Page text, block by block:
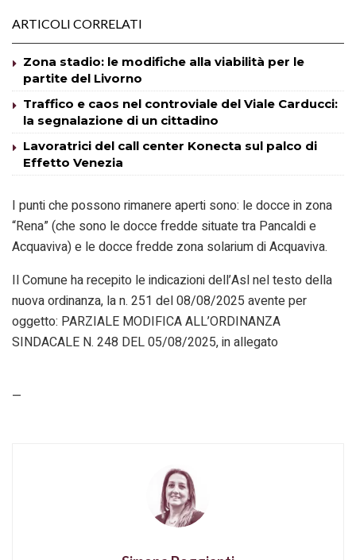
ARTICOLI CORRELATI
Zona stadio: le modifiche alla viabilità per le
partite del Livorno
Traffico e caos nel controviale del Viale Carducci:
la segnalazione di un cittadino
Lavoratrici del call center Konecta sul palco di
Effetto Venezia
I punti che possono rimanere aperti sono: le docce in zona
“Rena” (che sono le docce fredde situate tra Pancaldi e
Acquaviva) e le docce fredde zona solarium di Acquaviva.
Il Comune ha recepito le indicazioni dell’Asl nel testo della
nuova ordinanza, la n. 251 del 08/08/2025 avente per
oggetto: PARZIALE MODIFICA ALL’ORDINANZA
SINDACALE N. 248 DEL 05/08/2025, in allegato
—